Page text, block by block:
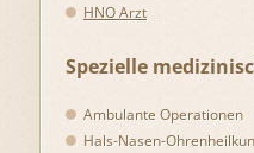
HNO Arzt
Spezielle
Ambulante Operationen
Hals-Nasen-